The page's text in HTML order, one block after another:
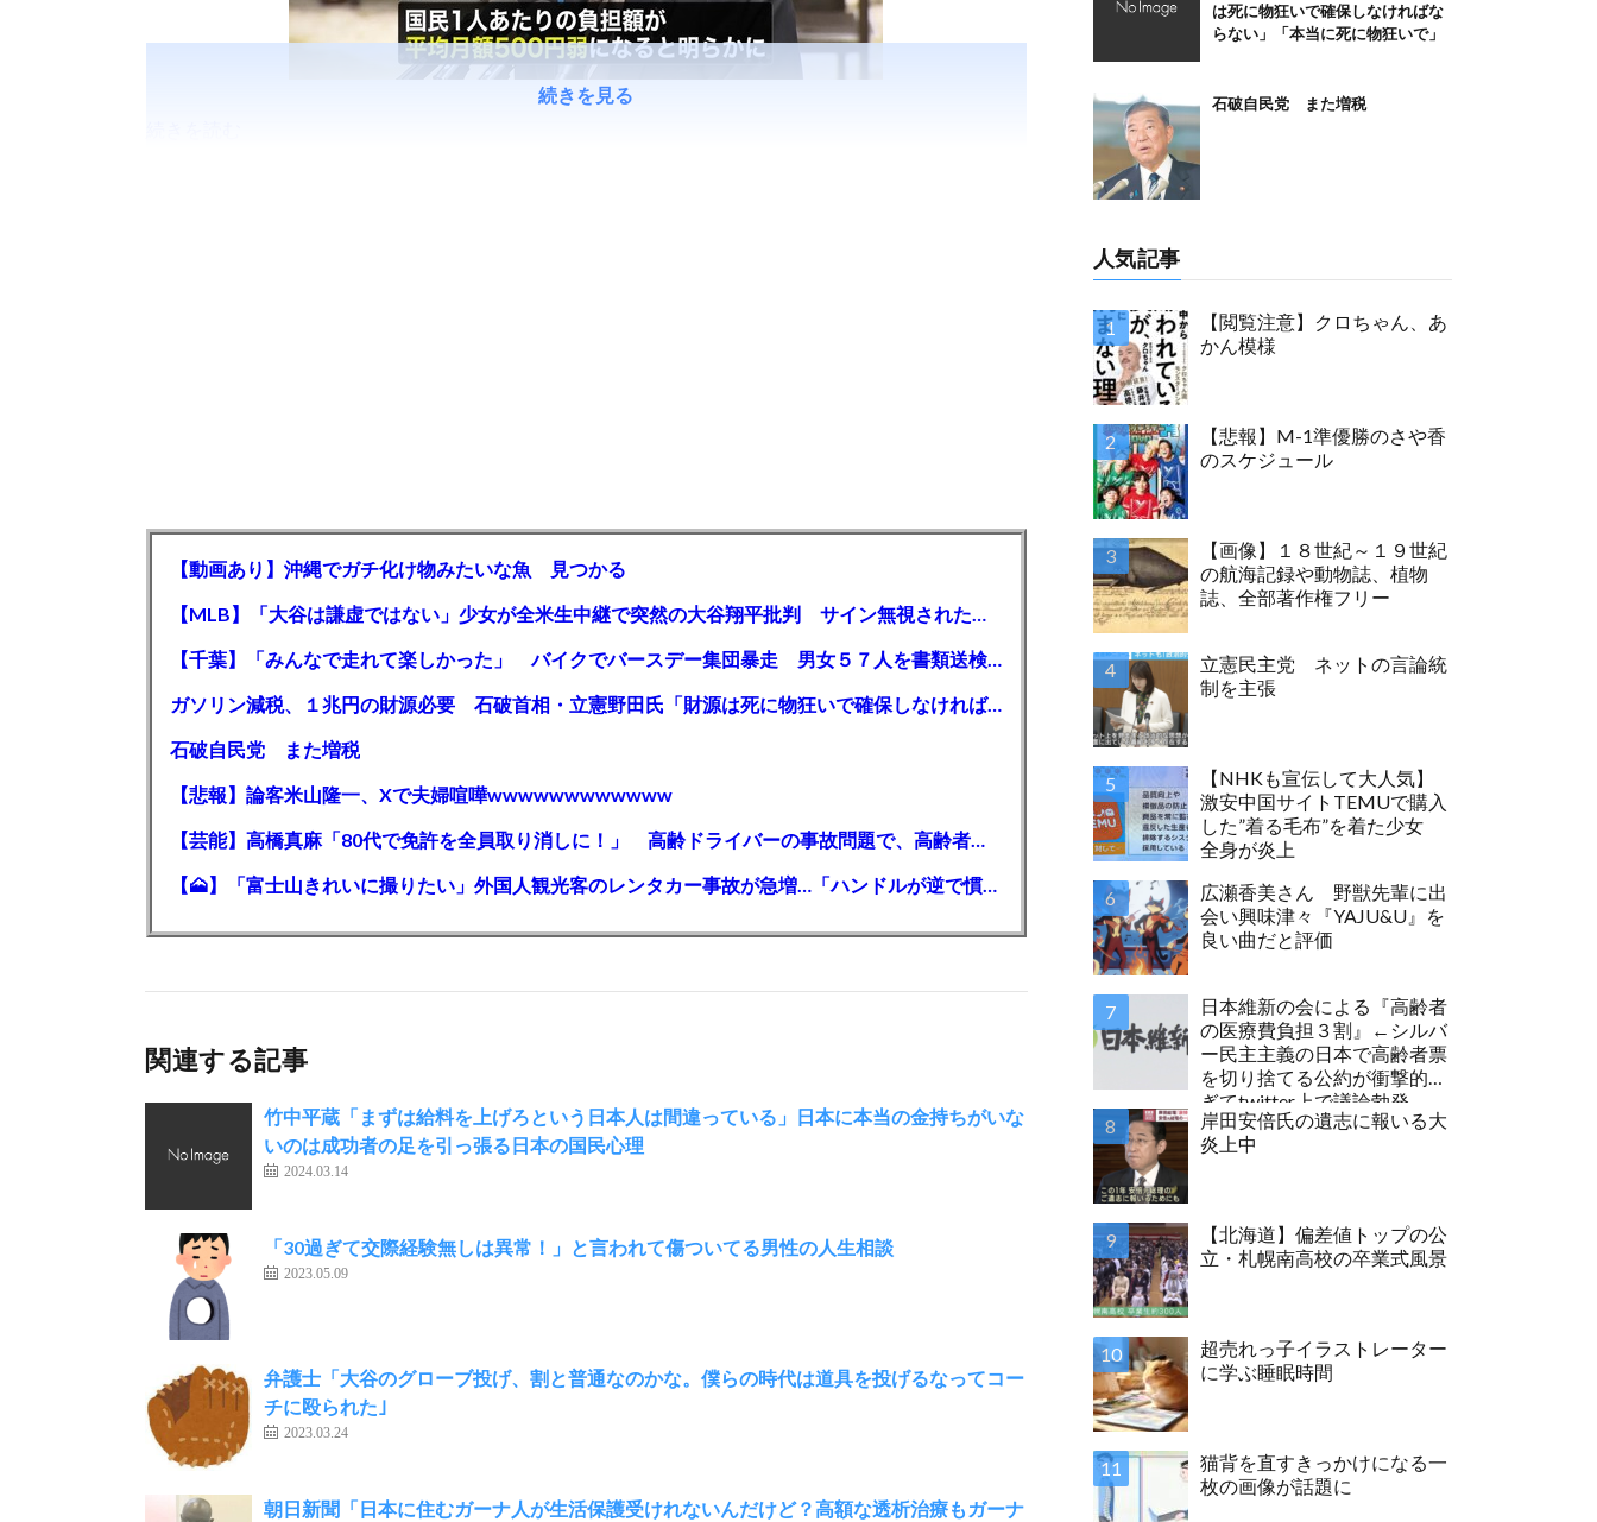
続きを見る
【動画あり】沖縄でガチ化け物みたいな魚 見つかる
【MLB】「大谷は謙虚ではない」少女が全米生中継で突然の大谷翔平批判 サイン無視された過去明かす
【千葉】「みんなで走れて楽しかった」 バイクでバースデー集団暴走 男女５７人を書類送検 SNSで参加者募る
ガソリン減税、１兆円の財源必要 石破首相・立憲野田氏「財源は死に物狂いで確保しなければならない」「本当に死に物狂いで」
石破自民党 また増税
【悲報】論客米山隆一、Xで夫婦喧嘩wwwwwwwwwwww
【芸能】高橋真麻「80代で免許を全員取り消しに！」 高齢ドライバーの事故問題で、高齢者の運転免許取り消し法を提案
【🗻】「富士山きれいに撮りたい」外国人観光客のレンタカー事故が急増…「ハンドルが逆で慣れず」、道の狭さも
関連する記事
竹中平蔵「まずは給料を上げろという日本人は間違っている」日本に本当の金持ちがいな
いのは成功者の足を引っ張る日本の国民心理
2024.03.14
「30過ぎて交際経験無しは異常！」と言われて傷ついてる男性の人生相談
2023.05.09
弁護士「大谷のグローブ投げ、割と普通なのかな。僕らの時代は道具を投げるなってコー
チに殴られた｣
2023.03.24
朝日新聞「日本に住むガーナ人が生活保護受けれないんだけど？高額な透析治療もガーナ
は死に物狂いで確保しなければな
らない」「本当に死に物狂いで」
石破自民党 また増税
人気記事
【閲覧注意】クロちゃん、あ
かん模様
【悲報】M-1準優勝のさや香
のスケジュール
【画像】１８世紀～１９世紀
の航海記録や動物誌、植物
誌、全部著作権フリー
立憲民主党 ネットの言論統
制を主張
【NHKも宣伝して大人気】
激安中国サイトTEMUで購入
した”着る毛布”を着た少女
全身が炎上
広瀬香美さん 野獣先輩に出
会い興味津々『YAJU&U』を
良い曲だと評価
日本維新の会による『高齢者
の医療費負担３割』←シルバ
ー民主主義の日本で高齢者票
を切り捨てる公約が衝撃的す
ぎてtwitter上で議論勃発
岸田安倍氏の遺志に報いる大
炎上中
【北海道】偏差値トップの公
立・札幌南高校の卒業式風景
超売れっ子イラストレーター
に学ぶ睡眠時間
猫背を直すきっかけになる一
枚の画像が話題に